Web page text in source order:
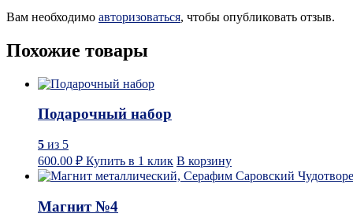
Вам необходимо авторизоваться, чтобы опубликовать отзыв.
Похожие товары
Подарочный набор
5 из 5
600.00 ₽ Купить в 1 клик В корзину
Магнит №4